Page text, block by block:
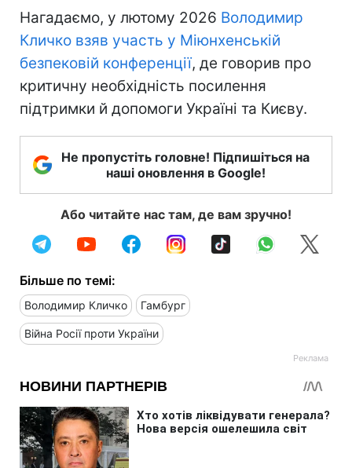
Нагадаємо, у лютому 2026 Володимир
Кличко взяв участь у Міюнхенській
безпековій конференції, де говорив про
критичну необхідність посилення
підтримки й допомоги Україні та Києву.
Не пропустіть головне! Підпишіться на
наші оновлення в Google!
Або читайте нас там, де вам зручно!
Більше по темі:
Володимир Кличко Гамбург
Війна Росії проти України